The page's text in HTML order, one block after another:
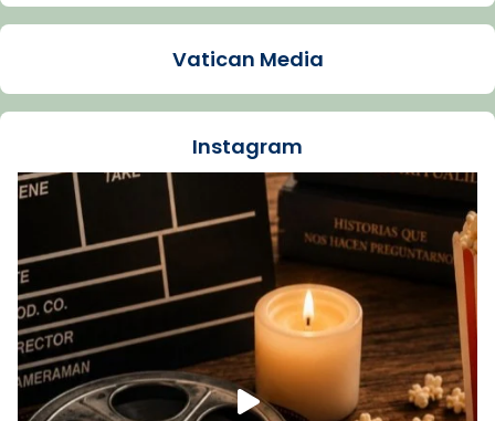
Arquebisbat de Barcelona
La Carmina va patir depressió. Fa gairebé
dos mesos, a l'Estadi Lluís Companys, la
Recupera l'entrevista comp
Vatican
tican News 👇
www.vaticannews.va/es/iglesia/news/2026-
07/carmina-historia-depresion-papa-viaje-
espana-testimoni...
Foto
View on Facebook · Share
Vatican Media
Instagram